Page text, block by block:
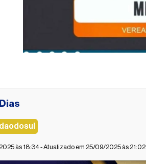
às 18:34 - Atualizado em 25/09/2025 às 21:02